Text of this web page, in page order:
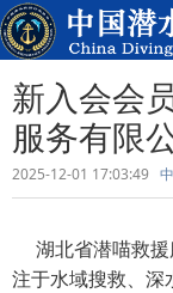
新入会会
服务有限
2025-12-01 17:03:49
湖北省潜喵救
注于水域搜救、深